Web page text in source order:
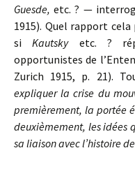
Guesde,etc. ? —
1915). Quel rapport
siKautsky etc. ?
opportunistes de
Zurich 1915, p. 21).
expliquer la crise du
premièrement, la portée
deuxièmement, les idées
sa liaison avec l’histoire